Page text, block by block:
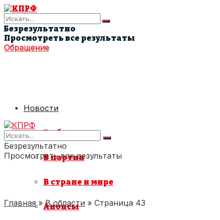
Безрезультатно
Просмотреть все результаты
Обращение
Новости
В области
В партии
В стране и мире
Анонсы
Безрезультатно
Просмотреть все результаты
Главная»В области » Страница 43